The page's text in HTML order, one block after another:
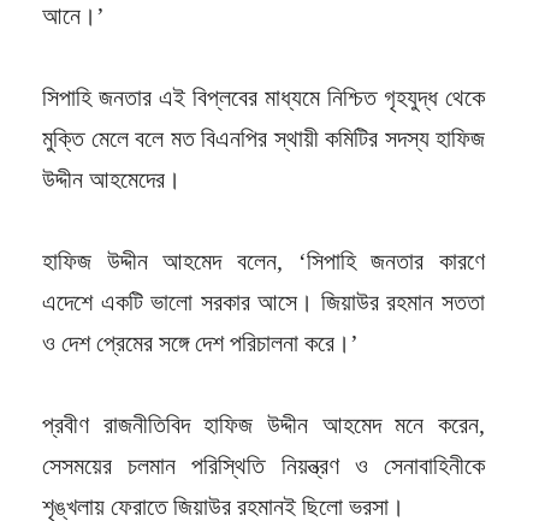
আনে।’
সিপাহি জনতার এই বিপ্লবের মাধ্যমে নিশ্চিত গৃহযুদ্ধ থেকে
মুক্তি মেলে বলে মত বিএনপির স্থায়ী কমিটির সদস্য হাফিজ
উদ্দীন আহমেদের।
হাফিজ উদ্দীন আহমেদ বলেন, ‘সিপাহি জনতার কারণে
এদেশে একটি ভালো সরকার আসে। জিয়াউর রহমান সততা
ও দেশ প্রেমের সঙ্গে দেশ পরিচালনা করে।’
প্রবীণ রাজনীতিবিদ হাফিজ উদ্দীন আহমেদ মনে করেন,
সেসময়ের চলমান পরিস্থিতি নিয়ন্ত্রণ ও সেনাবাহিনীকে
শৃঙ্খলায় ফেরাতে জিয়াউর রহমানই ছিলো ভরসা।